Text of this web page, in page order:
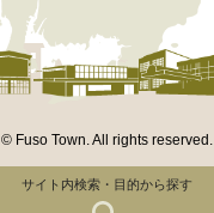
サイト内検索・目的から探す
© Fuso Town. All rights reserved.